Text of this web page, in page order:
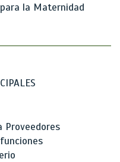
la Maternidad
Proveedores